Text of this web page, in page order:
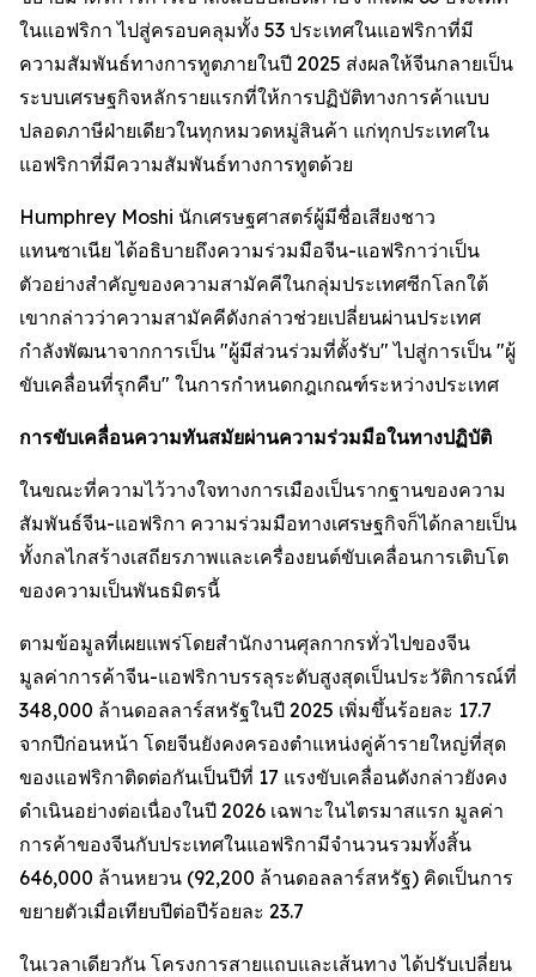
ในแอฟริกา ไปสู่ครอบคลุมทั้ง 53 ประเทศในแอฟริกาที่มี
ความสัมพันธ์ทางการทูตภายในปี 2025 ส่งผลให้จีนกลายเป็น
ระบบเศรษฐกิจหลักรายแรกที่ให้การปฏิบัติทางการค้าแบบ
ปลอดภาษีฝ่ายเดียวในทุกหมวดหมู่สินค้า แก่ทุกประเทศใน
แอฟริกาที่มีความสัมพันธ์ทางการทูตด้วย
Humphrey Moshi นักเศรษฐศาสตร์ผู้มีชื่อเสียงชาว
แทนซาเนีย ได้อธิบายถึงความร่วมมือจีน-แอฟริกาว่าเป็น
ตัวอย่างสำคัญของความสามัคคีในกลุ่มประเทศซีกโลกใต้
เขากล่าวว่าความสามัคคีดังกล่าวช่วยเปลี่ยนผ่านประเทศ
กำลังพัฒนาจากการเป็น "ผู้มีส่วนร่วมที่ตั้งรับ" ไปสู่การเป็น "ผู้
ขับเคลื่อนที่รุกคืบ" ในการกำหนดกฎเกณฑ์ระหว่างประเทศ
การขับเคลื่อนความทันสมัยผ่านความร่วมมือในทางปฏิบัติ
ในขณะที่ความไว้วางใจทางการเมืองเป็นรากฐานของความ
สัมพันธ์จีน-แอฟริกา ความร่วมมือทางเศรษฐกิจก็ได้กลายเป็น
ทั้งกลไกสร้างเสถียรภาพและเครื่องยนต์ขับเคลื่อนการเติบโต
ของความเป็นพันธมิตรนี้
ตามข้อมูลที่เผยแพร่โดยสำนักงานศุลกากรทั่วไปของจีน
มูลค่าการค้าจีน-แอฟริกาบรรลุระดับสูงสุดเป็นประวัติการณ์ที่
348,000 ล้านดอลลาร์สหรัฐในปี 2025 เพิ่มขึ้นร้อยละ 17.7
จากปีก่อนหน้า โดยจีนยังคงครองตำแหน่งคู่ค้ารายใหญ่ที่สุด
ของแอฟริกาติดต่อกันเป็นปีที่ 17 แรงขับเคลื่อนดังกล่าวยังคง
ดำเนินอย่างต่อเนื่องในปี 2026 เฉพาะในไตรมาสแรก มูลค่า
การค้าของจีนกับประเทศในแอฟริกามีจำนวนรวมทั้งสิ้น
646,000 ล้านหยวน (92,200 ล้านดอลลาร์สหรัฐ) คิดเป็นการ
ขยายตัวเมื่อเทียบปีต่อปีร้อยละ 23.7
ในเวลาเดียวกัน โครงการสายแถบและเส้นทาง ได้ปรับเปลี่ยน